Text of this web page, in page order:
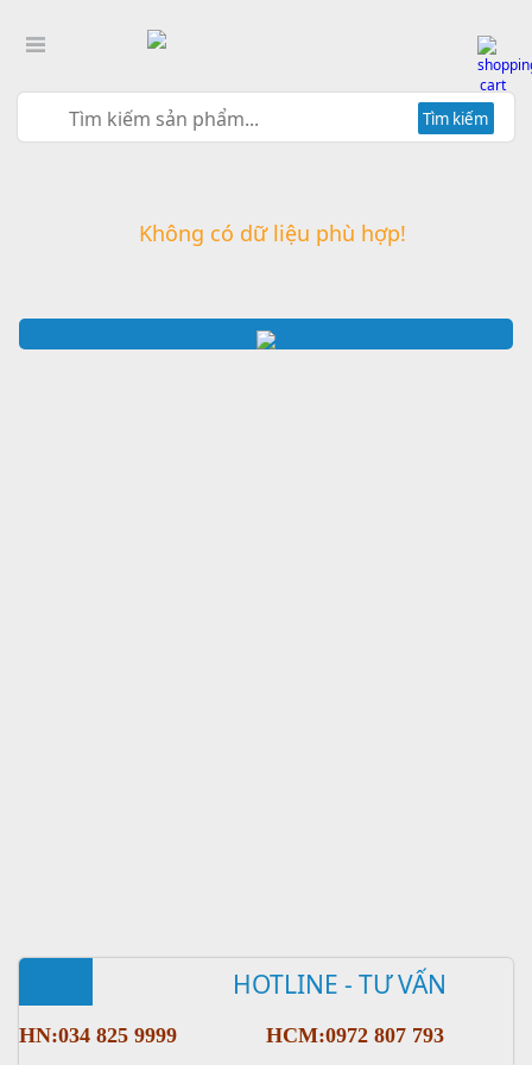
Tìm kiếm
HOTLINE - TƯ VẤN
HN:034 825 9999 HCM:0972 807 793
Không có dữ liệu phù hợp!